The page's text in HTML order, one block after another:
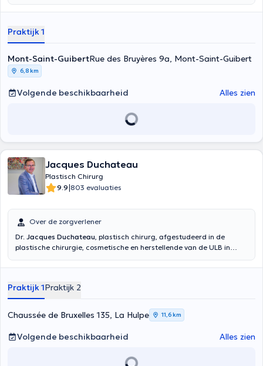
Praktijk 1
Mont-Saint-GuibertRue des Bruyères 9a, Mont-Saint-Guibert
6,8 km
Volgende beschikbaarheid Alles zien
Jacques Duchateau
Plastisch Chirurg
9.9|803 evaluaties
Over de zorgverlener
Dr. Jacques Duchateau, plastisch chirurg, afgestudeerd in de
plastische chirurgie, cosmetische en herstellende van de ULB in
ziekenhuis centrum, sinds 30 jaar. Ook werkt hij aan het CHIREC en
nieuwe esthetische kliniek, Claris, gelegen in La Houlpe, sinds 2014.
Hij is ook lid van de Koninklijke Belgische Vereniging voor Plastische
Chirurgie. Inhoud vertaald door google translate
Praktijk 1Praktijk 2
Chaussée de Bruxelles 135, La Hulpe 11,6 km
Volgende beschikbaarheid Alles zien